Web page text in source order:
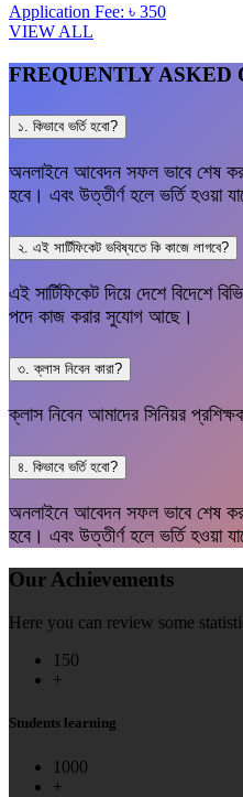
Application Fee: ৳ 350
VIEW ALL
FREQUENTLY ASKED
১. কিভাবে ভর্তি হবো?
অনলাইনে আবেদন সফল ভাবে শেষ
হবে। এবং উত্তীর্ণ হলে ভর্তি হওয়া
২. এই সার্টিফিকেট ভবিষ্যতে কি কাজে লাগবে?
এই সার্টিফিকেট দিয়ে দেশে বিদেশে
পদে কাজ করার সুযোগ আছে।
৩. ক্লাস নিবেন কারা?
ক্লাস নিবেন আমাদের সিনিয়র
৪. কিভাবে ভর্তি হবো?
অনলাইনে আবেদন সফল ভাবে শেষ
হবে। এবং উত্তীর্ণ হলে ভর্তি হওয়া
Our Achievements
Here you can review some
150
+
Students learning
1000
+